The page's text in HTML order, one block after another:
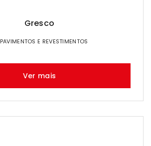
Gresco
PAVIMENTOS E REVESTIMENTOS
Ver mais